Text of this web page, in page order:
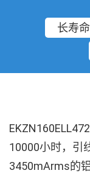
长寿命
10000小时，引
3450mArms的